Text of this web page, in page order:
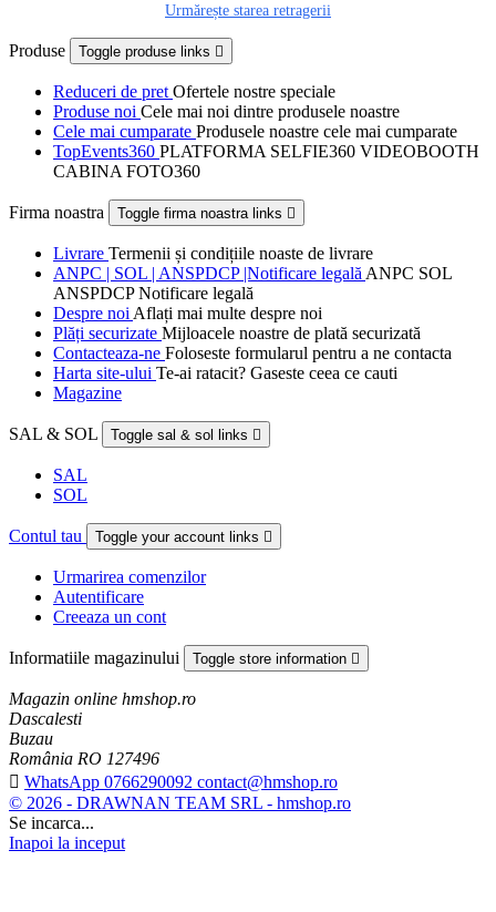
Urmărește starea retragerii
Produse Toggle produse links 
Reduceri de pret Ofertele nostre speciale
Produse noi Cele mai noi dintre produsele noastre
Cele mai cumparate Produsele noastre cele mai cumparate
TopEvents360 PLATFORMA SELFIE360 VIDEOBOOTH
CABINA FOTO360
Firma noastra Toggle firma noastra links 
Livrare Termenii și condițiile noaste de livrare
ANPC | SOL | ANSPDCP |Notificare legală ANPC SOL
ANSPDCP Notificare legală
Despre noi Aflați mai multe despre noi
Plăți securizate Mijloacele noastre de plată securizată
Contacteaza-ne Foloseste formularul pentru a ne contacta
Harta site-ului Te-ai ratacit? Gaseste ceea ce cauti
Magazine
SAL & SOL Toggle sal & sol links 
SAL
SOL
Contul tau Toggle your account links 
Urmarirea comenzilor
Autentificare
Creeaza un cont
Informatiile magazinului Toggle store information 
Magazin online hmshop.ro
Dascalesti
Buzau
România RO 127496
 WhatsApp 0766290092 contact@hmshop.ro
© 2026 - DRAWNAN TEAM SRL - hmshop.ro
Se incarca...
Inapoi la inceput